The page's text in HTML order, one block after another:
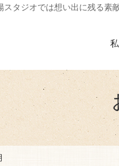
タジオでは想い出に残る素